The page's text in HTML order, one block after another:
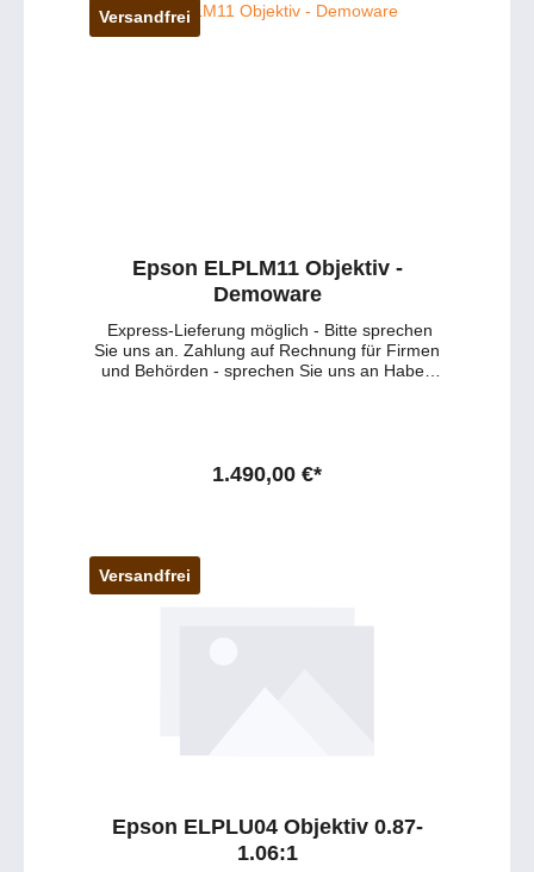
Versandfrei
Epson ELPLM11 Objektiv -
Demoware
Express-Lieferung möglich - Bitte sprechen
Sie uns an. Zahlung auf Rechnung für Firmen
und Behörden - sprechen Sie uns an Haben
Mail) https://tawk.to/petersmedien ( Live-Chat
1.490,00 €*
Versandfrei
Epson ELPLU04 Objektiv 0.87-
1.06:1